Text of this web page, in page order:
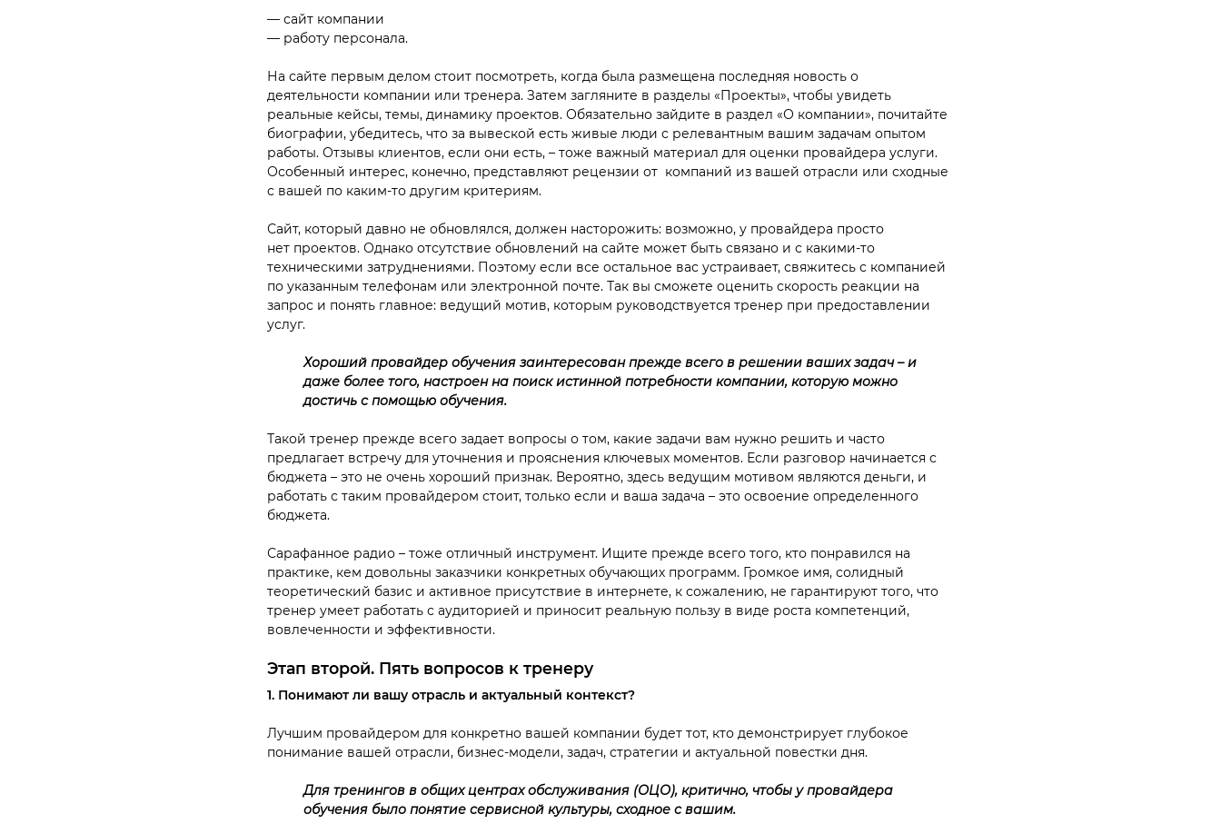
— сайт компании
— работу персонала.
На сайте первым делом стоит посмотреть, когда была размещена последняя новость о
деятельности компании или тренера. Затем загляните в разделы «Проекты», чтобы увидеть
реальные кейсы, темы, динамику проектов. Обязательно зайдите в раздел «О компании», почитайте
биографии, убедитесь, что за вывеской есть живые люди с релевантным вашим задачам опытом
работы. Отзывы клиентов, если они есть, – тоже важный материал для оценки провайдера услуги.
Особенный интерес, конечно, представляют рецензии от компаний из вашей отрасли или сходные
с вашей по каким-то другим критериям.
Сайт, который давно не обновлялся, должен насторожить: возможно, у провайдера просто
нет проектов. Однако отсутствие обновлений на сайте может быть связано и с какими-то
техническими затруднениями. Поэтому если все остальное вас устраивает, свяжитесь с компанией
по указанным телефонам или электронной почте. Так вы сможете оценить скорость реакции на
запрос и понять главное: ведущий мотив, которым руководствуется тренер при предоставлении
услуг.
Хороший провайдер обучения заинтересован прежде всего в решении ваших задач – и
даже более того, настроен на поиск истинной потребности компании, которую можно
достичь с помощью обучения.
Такой тренер прежде всего задает вопросы о том, какие задачи вам нужно решить и часто
предлагает встречу для уточнения и прояснения ключевых моментов. Если разговор начинается с
бюджета – это не очень хороший признак. Вероятно, здесь ведущим мотивом являются деньги, и
работать с таким провайдером стоит, только если и ваша задача – это освоение определенного
бюджета.
Сарафанное радио – тоже отличный инструмент. Ищите прежде всего того, кто понравился на
практике, кем довольны заказчики конкретных обучающих программ. Громкое имя, солидный
теоретический базис и активное присутствие в интернете, к сожалению, не гарантируют того, что
тренер умеет работать с аудиторией и приносит реальную пользу в виде роста компетенций,
вовлеченности и эффективности.
Этап второй. Пять вопросов к тренеру
1. Понимают ли вашу отрасль и актуальный контекст?
Лучшим провайдером для конкретно вашей компании будет тот, кто демонстрирует глубокое
понимание вашей отрасли, бизнес-модели, задач, стратегии и актуальной повестки дня.
Для тренингов в общих центрах обслуживания (ОЦО), критично, чтобы у провайдера
обучения было понятие сервисной культуры, сходное с вашим.